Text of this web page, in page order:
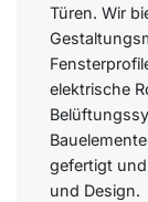
Türen. Wir
elektrische
gefertigt
und Design.